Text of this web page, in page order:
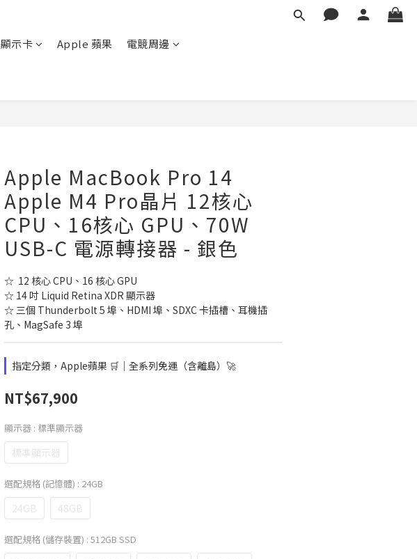
顯示卡 Apple 蘋果 電競周邊
Apple MacBook Pro 14
Apple M4 Pro晶片 12核心
CPU、16核心 GPU、70W
USB-C 電源轉接器 - 銀色
☆  12 核心 CPU、16 核心 GPU
☆ 14 吋 Liquid Retina XDR 顯示器
☆ 三個 Thunderbolt 5 埠、HDMI 埠、SDXC 卡插槽、耳機插
孔、MagSafe 3 埠
指定分類，Apple蘋果 🛒｜全系列免運（含離島）🚀
NT$67,900
顯示器 : 標準顯示器
標準顯示器
選配規格 (記憶體) : 24GB
24GB 48GB
選配規格 (儲存裝置) : 512GB SSD